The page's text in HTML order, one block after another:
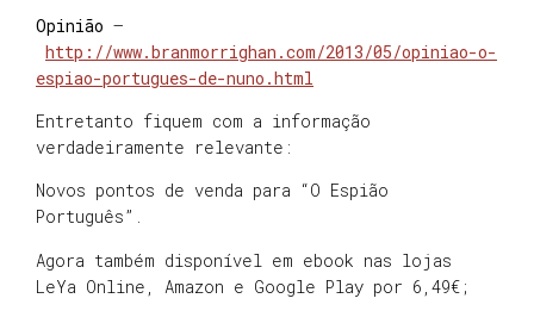
Opinião –
http://www.branmorrighan.com/2013/05/opiniao-o-
espiao-portugues-de-nuno.html
Entretanto fiquem com a informação
verdadeiramente relevante:
Novos pontos de venda para “O Espião
Português”.
Agora também disponível em ebook nas lojas
LeYa Online, Amazon e Google Play por 6,49€;